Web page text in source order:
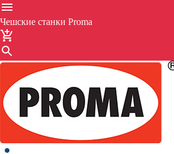
Чешские станки Proma